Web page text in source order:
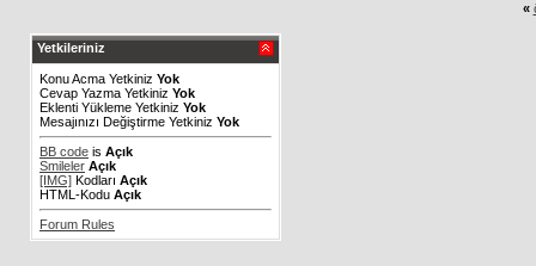
«
Yetkileriniz
Konu Acma Yetkiniz Yok
Cevap Yazma Yetkiniz Yok
Eklenti Yükleme Yetkiniz Yok
Mesajınızı Değiştirme Yetkiniz Yok
BB code is Açık
Smileler Açık
[IMG] Kodları Açık
HTML-Kodu Açık
Forum Rules